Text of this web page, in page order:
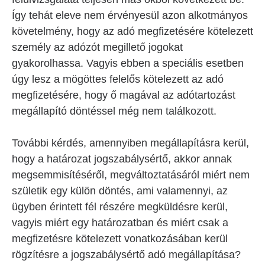
Így tehát eleve nem érvényesül azon alkotmányos
követelmény, hogy az adó megfizetésére kötelezett
személy az adózót megillető jogokat
gyakorolhassa. Vagyis ebben a speciális esetben
úgy lesz a mögöttes felelős kötelezett az adó
megfizetésére, hogy ő magával az adótartozást
megállapító döntéssel még nem találkozott.
További kérdés, amennyiben megállapításra kerül,
hogy a határozat jogszabálysértő, akkor annak
megsemmisítéséről, megváltoztatásáról miért nem
születik egy külön döntés, ami valamennyi, az
ügyben érintett fél részére megküldésre kerül,
vagyis miért egy határozatban és miért csak a
megfizetésre kötelezett vonatkozásában kerül
rögzítésre a jogszabálysértő adó megállapítása?